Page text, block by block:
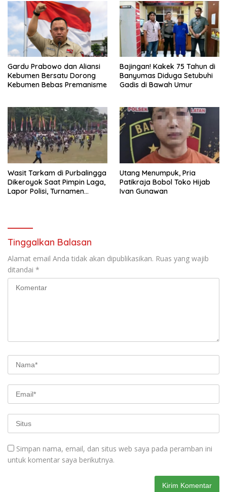
Gardu Prabowo dan Aliansi
Kebumen Bersatu Dorong
Kebumen Bebas Premanisme
Bajingan! Kakek 75 Tahun di
Banyumas Diduga Setubuhi
Gadis di Bawah Umur
Wasit Tarkam di Purbalingga
Dikeroyok Saat Pimpin Laga,
Lapor Polisi, Turnamen
Utang Menumpuk, Pria
Patikraja Bobol Toko Hijab
Ivan Gunawan
Tinggalkan Balasan
Alamat email Anda tidak akan dipublikasikan. Ruas yang wajib
ditandai *
Simpan nama, email, dan situs web saya pada peramban ini
untuk komentar saya berikutnya.